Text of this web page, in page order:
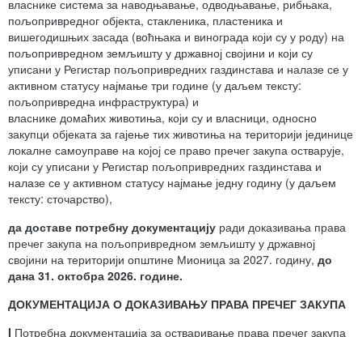
власнике система за наводњавање, одводњавање, рибњака,
пољопривредног објекта, стакленика, пластеника и
вишегодишњих засада (воћњака и винограда који су у роду) на
пољопривредном земљишту у државној својини и који су
уписани у Регистар пољопривредних газдинстава и налазе се у
активном статусу најмање три године (у даљем тексту:
пољопривредна инфраструктура) и
власнике домаћих животиња, који су и власници, односно
закупци објеката за гајење тих животиња на територији јединице
локалне самоуправе на којој се право пречег закупа остварује,
који су уписани у Регистар пољопривредних газдинстава и
налазе се у активном статусу најмање једну годину (у даљем
тексту: сточарство),
да доставе потребну документацију ради доказивања права
пречег закупа на пољопривредном земљишту у државној
својини на територији општине Мионица за 2027. годину, до
дана 31. октобра 2026. године.
ДОКУМЕНТАЦИЈА О ДОКАЗИВАЊУ ПРАВА ПРЕЧЕГ ЗАКУПА
I Потребна документација за остваривање права пречег закупа